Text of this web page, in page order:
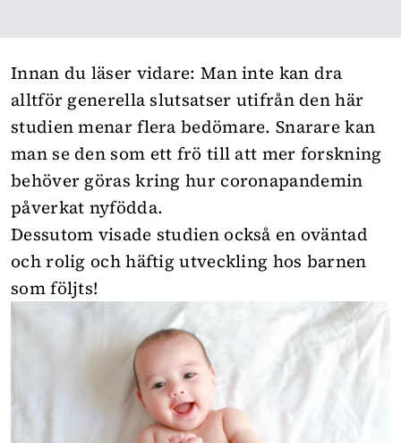
Innan du läser vidare: Man inte kan dra
alltför generella slutsatser utifrån den här
studien menar flera bedömare. Snarare kan
man se den som ett frö till att mer forskning
behöver göras kring hur coronapandemin
påverkat nyfödda.
Dessutom visade studien också en oväntad
och rolig och häftig utveckling hos barnen
som följts!